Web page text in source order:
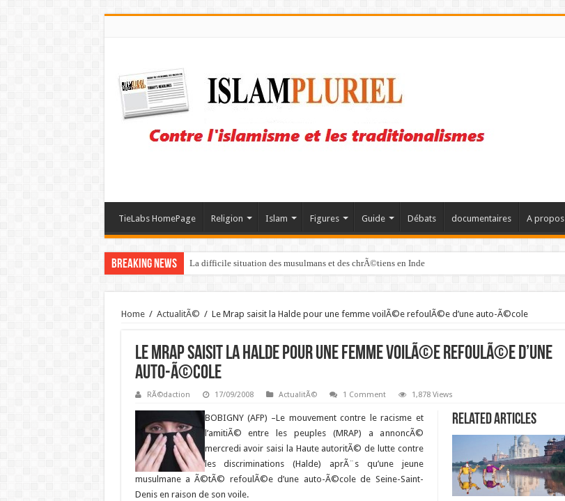
TieLabs HomePage Religion Islam Figures Guide Débats documentaires A propos
Breaking News La difficile situation des musulmans et des chrÃ©tiens en Inde
Home / ActualitÃ© / Le Mrap saisit la Halde pour une femme voilÃ©e refoulÃ©e d’une auto-Ã©cole
Le Mrap saisit la Halde pour une femme voilÃ©e refoulÃ©e d’une
auto-Ã©cole
RÃ©daction 17/09/2008 ActualitÃ© 1 Comment 1,878 Views
Related Articles
BOBIGNY (AFP) –Le mouvement contre le racisme et
l’amitiÃ© entre les peuples (MRAP) a annoncÃ©
mercredi avoir saisi la Haute autoritÃ© de lutte contre
les discriminations (Halde) aprÃ¨s qu’une jeune
musulmane a Ã©tÃ© refoulÃ©e d’une auto-Ã©cole de Seine-Saint-
Denis en raison de son voile.